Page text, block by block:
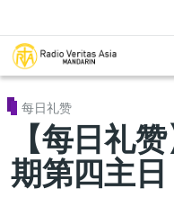
每日礼赞
【每日礼
期第四主